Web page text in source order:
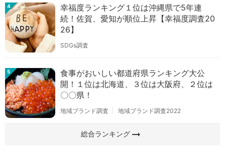
4
幸福度ランキング１位は沖縄県で5年連
続！佐賀、愛知が順位上昇【幸福度調査20
26】
SDGs調査
5
食事がおいしい都道府県ランキング大公
開！１位は北海道、３位は大阪府、２位は
〇〇県！
地域ブランド調査 地域ブランド調査2022
総合ランキングarrow_right_alt